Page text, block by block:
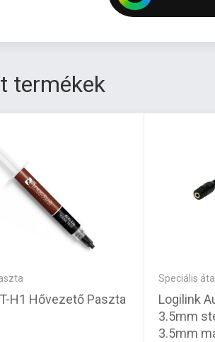
termékek
H1 Hővezető Paszta
Speciális
Logilink
3.5mm
3.5mm